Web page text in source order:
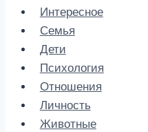
Интересное
Семья
Дети
Психология
Отношения
Личность
Животные